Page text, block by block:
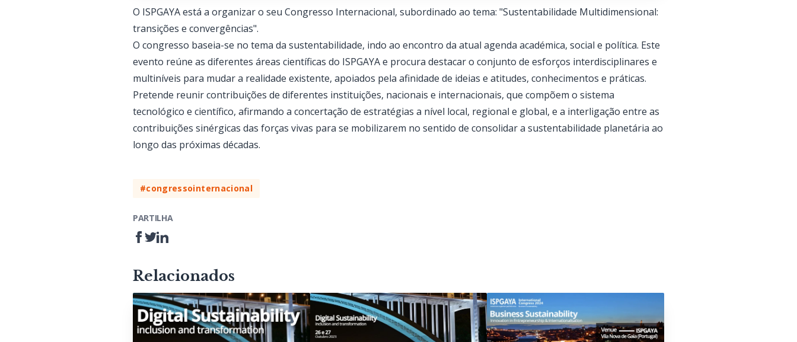
O ISPGAYA está a organizar o seu Congresso Internacional, subordinado ao tema: "Sustentabilidade Multidimensional:
transições e convergências".
O congresso baseia-se no tema da sustentabilidade, indo ao encontro da atual agenda académica, social e política. Este
evento reúne as diferentes áreas científicas do ISPGAYA e procura destacar o conjunto de esforços interdisciplinares e
multiníveis para mudar a realidade existente, apoiados pela afinidade de ideias e atitudes, conhecimentos e práticas.
Pretende reunir contribuições de diferentes instituições, nacionais e internacionais, que compõem o sistema
tecnológico e científico, afirmando a concertação de estratégias a nível local, regional e global, e a interligação entre as
contribuições sinérgicas das forças vivas para se mobilizarem no sentido de consolidar a sustentabilidade planetária ao
longo das próximas décadas.
#congressointernacional
PARTILHA
Relacionados